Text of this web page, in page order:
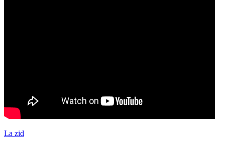
La zid